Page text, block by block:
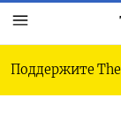
Поддержите